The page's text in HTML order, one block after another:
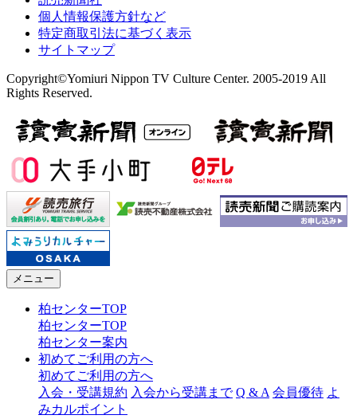
個人情報保護方針など
特定商取引法に基づく表示
サイトマップ
Copyright©Yomiuri Nippon TV Culture Center. 2005-2019 All
Rights Reserved.
メニュー
柏センターTOP
柏センターTOP
柏センター案内
初めてご利用の方へ
初めてご利用の方へ
入会・受講規約 入会から受講まで Q & A 会員優待 よ
みカルポイント